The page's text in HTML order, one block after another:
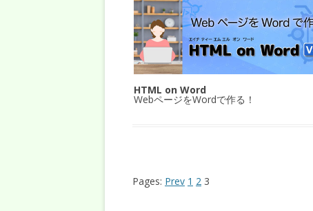
HTML on Word
WebページをWordで作る！
Pages: Prev 1 2 3